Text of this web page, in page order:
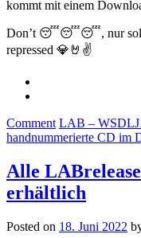
kommt mit einem
Don’t 😴😴😴, nur
repressed 💎🤘✌️
Comment LAB –
handnummerierte CD im
Alle
erhältlich
Posted on 18. Juni 2022